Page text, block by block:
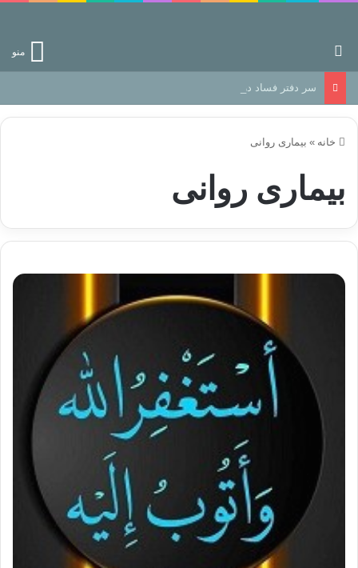
منو
سر دفتر فساد در زمین‌، دوری وکناره‌گیری از راه خداست‌!
خانه » بیماری روانی
بیماری روانی